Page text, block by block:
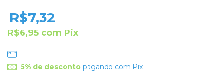
R$7,32
R$6,95 com Pix
5% de descontopagando com Pix